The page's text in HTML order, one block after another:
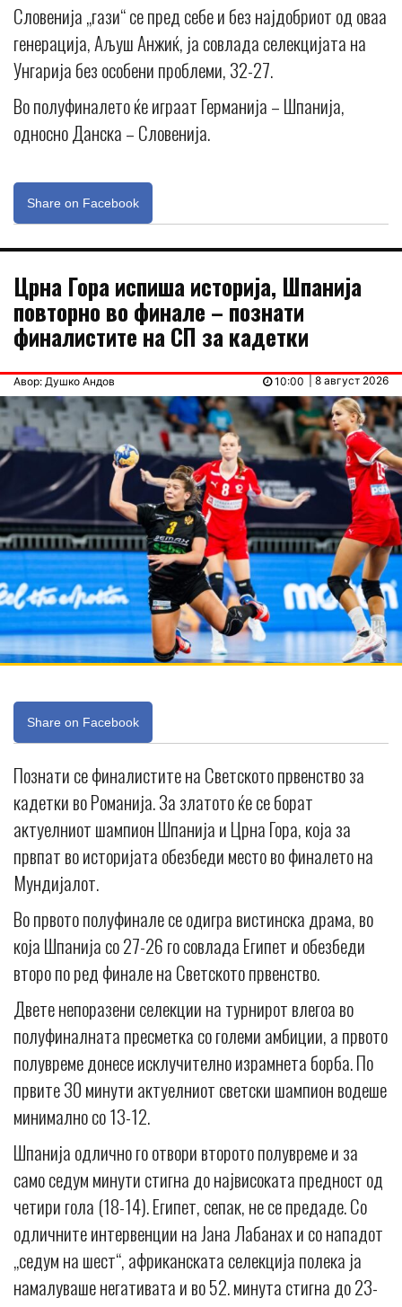
Словенија „гази“ се пред себе и без најдобриот од оваа
генерација, Аљуш Анжиќ, ја совлада селекцијата на
Унгарија без особени проблеми, 32-27.
Во полуфиналето ќе играат Германија – Шпанија,
односно Данска – Словенија.
Share on Facebook
Црна Гора испиша историја, Шпанија
повторно во финале – познати
финалистите на СП за кадетки
Авор: Душко Андов | 8 август 2026
10:00
Share on Facebook
Познати се финалистите на Светското првенство за
кадетки во Романија. За златото ќе се борат
актуелниот шампион Шпанија и Црна Гора, која за
првпат во историјата обезбеди место во финалето на
Мундијалот.
Во првото полуфинале се одигра вистинска драма, во
која Шпанија со 27-26 го совлада Египет и обезбеди
второ по ред финале на Светското првенство.
Двете непоразени селекции на турнирот влегоа во
полуфиналната пресметка со големи амбиции, а првото
полувреме донесе исклучително израмнета борба. По
првите 30 минути актуелниот светски шампион водеше
минимално со 13-12.
Шпанија одлично го отвори второто полувреме и за
само седум минути стигна до највисоката предност од
четири гола (18-14). Египет, сепак, не се предаде. Со
одличните интервенции на Јана Лабанах и со нападот
„седум на шест“, африканската селекција полека ја
намалуваше негативата и во 52. минута стигна до 23-